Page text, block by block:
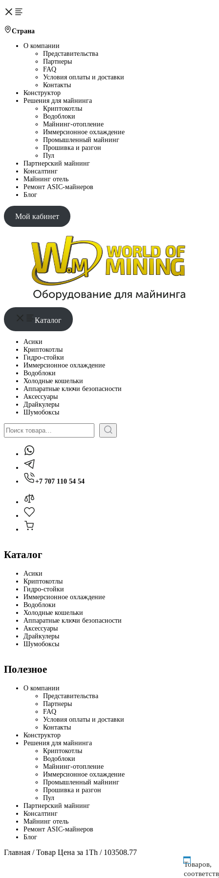
Страна
О компании
Представительства
Партнеры
FAQ
Условия оплаты и доставки
Контакты
Конструктор
Решения для майнинга
Криптокотлы
Водоблоки
Майнинг-отопление
Иммерсионное охлаждение
Промышленный майнинг
Прошивка и разгон
Пул
Партнерский майнинг
Консалтинг
Майнинг отель
Ремонт ASIC-майнеров
Блог
Мой кабинет
Каталог
Асики
Криптокотлы
Гидро-стойки
Иммерсионное охлаждение
Водоблоки
Холодные кошельки
Аппаратные ключи безопасности
Аксессуары
Драйкулеры
Шумобоксы
Поиск
+7 707 110 54 54
Каталог
Асики
Криптокотлы
Гидро-стойки
Иммерсионное охлаждение
Водоблоки
Холодные кошельки
Аппаратные ключи безопасности
Аксессуары
Драйкулеры
Шумобоксы
Полезное
О компании
Представительства
Партнеры
FAQ
Условия оплаты и доставки
Контакты
Конструктор
Решения для майнинга
Криптокотлы
Водоблоки
Майнинг-отопление
Иммерсионное охлаждение
Промышленный майнинг
Прошивка и разгон
Пул
Партнерский майнинг
Консалтинг
Майнинг отель
Ремонт ASIC-майнеров
Блог
Главная / Товар Цена за 1Th / 103508.77
Товаров,